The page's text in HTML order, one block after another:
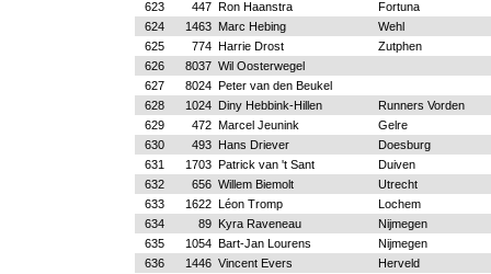
623
447 Ron Haanstra
Fortuna
624
1463 Marc Hebing
Wehl
625
774 Harrie Drost
Zutphen
626
8037 Wil Oosterwegel
627
8024 Peter van den Beukel
628
1024 Diny Hebbink-Hillen
Runners Vorden
629
472 Marcel Jeunink
Gelre
630
493 Hans Driever
Doesburg
631
1703 Patrick van 't Sant
Duiven
632
656 Willem Biemolt
Utrecht
633
1622 Léon Tromp
Lochem
634
89 Kyra Raveneau
Nijmegen
635
1054 Bart-Jan Lourens
Nijmegen
636
1446 Vincent Evers
Herveld